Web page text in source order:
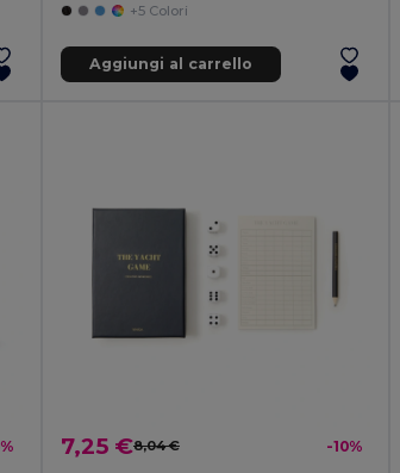
+5 Colori
Aggiungi al carrello
7,25 €8,04 € -10%